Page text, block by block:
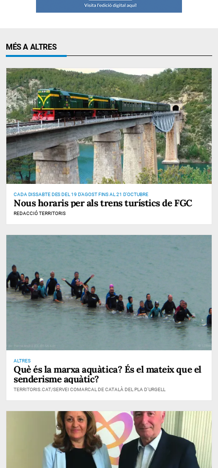
MÉS A ALTRES
CADA DISSABTE DES DEL 19 D'AGOST FINS AL 21 D'OCTUBRE
Nous horaris per als trens turístics de FGC
REDACCIÓ TERRITORIS
ALTRES
Què és la marxa aquàtica? És el mateix que el
senderisme aquàtic?
TERRITORIS.CAT/SERVEI COMARCAL DE CATALÀ DEL PLA D'URGELL